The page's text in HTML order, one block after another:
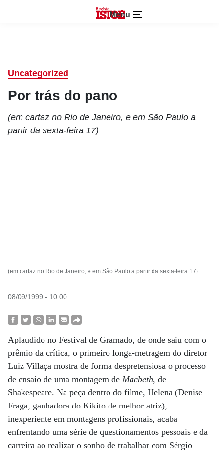
Menu
Uncategorized
Por trás do pano
(em cartaz no Rio de Janeiro, e em São Paulo a
partir da sexta-feira 17)
(em cartaz no Rio de Janeiro, e em São Paulo a partir da sexta-feira 17)
08/09/1999 - 10:00
Aplaudido no Festival de Gramado, de onde saiu com o
prêmio da crítica, o primeiro longa-metragem do diretor
Luiz Villaça mostra de forma despretensiosa o processo
de ensaio de uma montagem de Macbeth, de
Shakespeare. Na peça dentro do filme, Helena (Denise
Fraga, ganhadora do Kikito de melhor atriz),
inexperiente em montagens profissionais, acaba
enfrentando uma série de questionamentos pessoais e da
carreira ao realizar o sonho de trabalhar com Sérgio